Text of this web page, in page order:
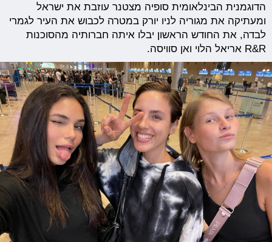
הדוגמנית הבינלאומית סופיה מצטנר עוזבת את ישראל
ומעתיקה את מגוריה לניו יורק במטרה לכבוש את העיר לגמרי
לבדה, את החודש הראשון יבלו איתה חברותיה מהסוכנות
R&R אריאל הלוי ואן סוויסה.